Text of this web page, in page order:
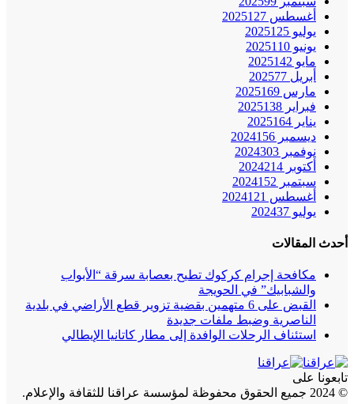
أغسطس 2025 127
يوليو 2025 125
يونيو 2025 110
مايو 2025 142
أبريل 2025 77
مارس 2025 169
فبراير 2025 138
يناير 2025 164
ديسمبر 2024 156
نوفمبر 2024 303
أكتوبر 2024 214
سبتمبر 2024 152
أغسطس 2024 121
يوليو 2024 37
أحدث المقالات
مكافحة إجرام كركوك تطيح بعصابة سرقة “الأبواب
والشبابيك” في الحويجة
القبض على 6 متهمين بقضية تزوير قطع الأراضي في بلدية
الناصرية وضبط ملفات جديدة
استئناف الرحلات الوافدة إلى مطار كاتانيا الإيطالي
تابعونا على
© 2024 جميع الحقوق محفوظة لمؤسسة عراقنا للثقافة والإعلام.